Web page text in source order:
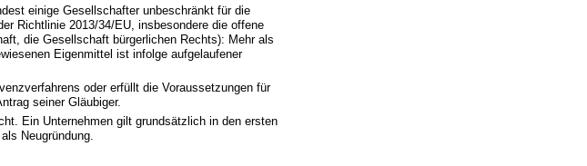
einige Gesellschafter unbeschränkt für die
Richtlinie 2013/34/EU, insbesondere die offene
die Gesellschaft bürgerlichen Rechts): Mehr als
Eigenmittel ist infolge aufgelaufener
oder erfüllt die Voraussetzungen für
seiner Gläubiger.
Ein Unternehmen gilt grundsätzlich in den ersten
Neugründung.